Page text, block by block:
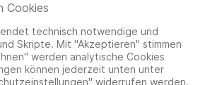
Cookies
technisch notwendige und
Skripte. Mit "Akzeptieren" stimmen
werden analytische Cookies
können jederzeit unten unter
widerrufen werden.